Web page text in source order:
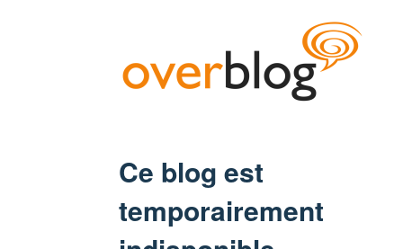
Ce blog est
temporairement